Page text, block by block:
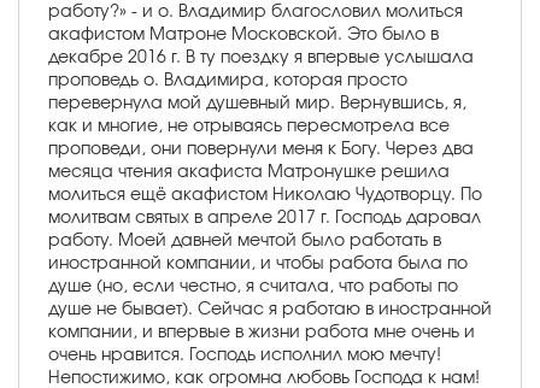
работу?» - и о. Владимир благословил молиться
акафистом Матроне Московской. Это было в
декабре 2016 г. В ту поездку я впервые услышала
проповедь о. Владимира, которая просто
перевернула мой душевный мир. Вернувшись, я,
как и многие, не отрываясь пересмотрела все
проповеди, они повернули меня к Богу. Через два
месяца чтения акафиста Матронушке решила
молиться ещё акафистом Николаю Чудотворцу. По
молитвам святых в апреле 2017 г. Господь даровал
работу. Моей давней мечтой было работать в
иностранной компании, и чтобы работа была по
душе (но, если честно, я считала, что работы по
душе не бывает). Сейчас я работаю в иностранной
компании, и впервые в жизни работа мне очень и
очень нравится. Господь исполнил мою мечту!
Непостижимо, как огромна любовь Господа к нам!